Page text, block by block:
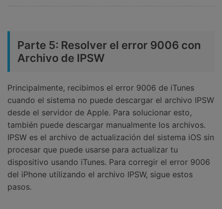
Parte 5: Resolver el error 9006 con
Archivo de IPSW
Principalmente, recibimos el error 9006 de iTunes
cuando el sistema no puede descargar el archivo IPSW
desde el servidor de Apple. Para solucionar esto,
también puede descargar manualmente los archivos.
IPSW es el archivo de actualización del sistema iOS sin
procesar que puede usarse para actualizar tu
dispositivo usando iTunes. Para corregir el error 9006
del iPhone utilizando el archivo IPSW, sigue estos
pasos.